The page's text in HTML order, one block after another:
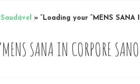
» “Loading your “MENS SANA
SANA IN CORPORE